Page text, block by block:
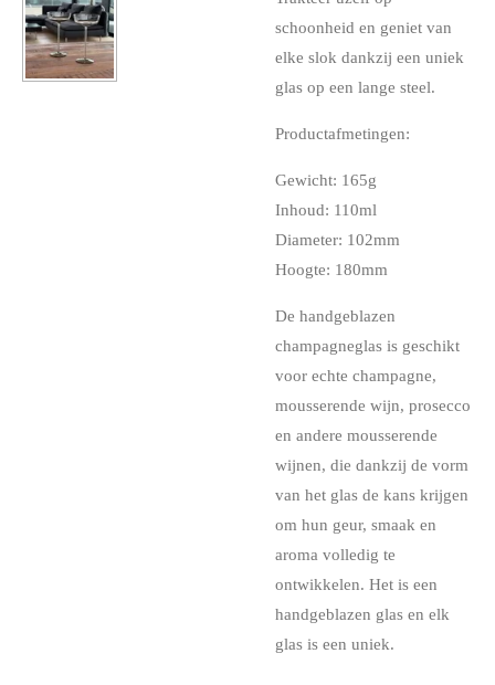
schoonheid en geniet van
elke slok dankzij een uniek
glas op een lange steel.
Productafmetingen:
Gewicht: 165g
Inhoud: 110ml
Diameter: 102mm
Hoogte: 180mm
De handgeblazen
champagneglas is geschikt
voor echte champagne,
mousserende wijn, prosecco
en andere mousserende
wijnen, die dankzij de vorm
van het glas de kans krijgen
om hun geur, smaak en
aroma volledig te
ontwikkelen. Het is een
handgeblazen glas en elk
glas is een uniek.